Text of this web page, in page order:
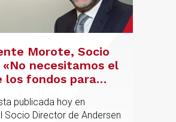
Morote, Socio
necesitamos el
los fondos para
nuestro
publicada hoy en
Socio Director de Andersen